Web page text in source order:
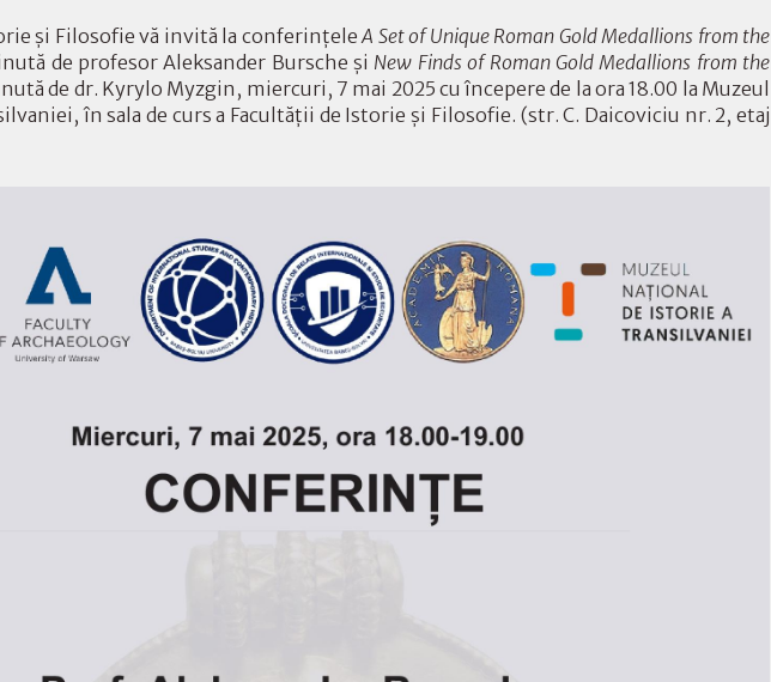
și Filosofie vă invită la conferințeleA Set of Unique Roman Gold Medallions from the
de profesor Aleksander Bursche și New Finds of Roman Gold Medallions from the
de dr. Kyrylo Myzgin, miercuri, 7 mai 2025 cu începere de la ora 18.00 la Muzeul
în sala de curs a Facultății de Istorie și Filosofie. (str. C. Daicoviciu nr. 2, etaj